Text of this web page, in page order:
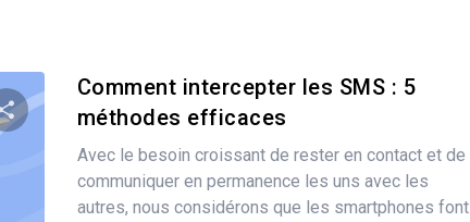
Partager
Comment intercepter les SMS : 5
méthodes efficaces
Avec le besoin croissant de rester en contact et de
communiquer en permanence les uns avec les
autres, nous considérons que les smartphones font